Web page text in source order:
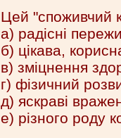
Цей "споживчий
а) радісні
б) цікава,
в) зміцнення
г) фізичний
д) яскраві
е) різного роду